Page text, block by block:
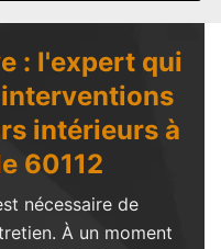
: l'expert qui
intérieurs à
60112
nécessaire de
À un moment